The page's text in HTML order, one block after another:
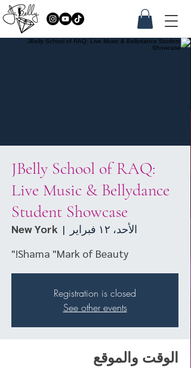
JBelly School of RAQ:
Live Music & Bellydance
Student Showcase
الأحد، ١٢ فبراير
  |
New York
Shama "Mark of Beauty!"
Registration is closed
See other events
الوقت والموقع